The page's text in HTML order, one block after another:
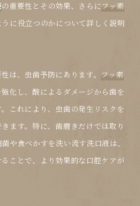
の重要性 とその効果、さらにフッ素
に役立つのかについて詳しく説明
は、虫歯予防にあります。 フッ素
化し、酸によるダメージから歯を
これにより、虫歯の発生リスクを
ます。特に、歯磨きだけでは取り
や食べかすを洗い流す洗口液は、
ことで、より効果的な口腔ケアが